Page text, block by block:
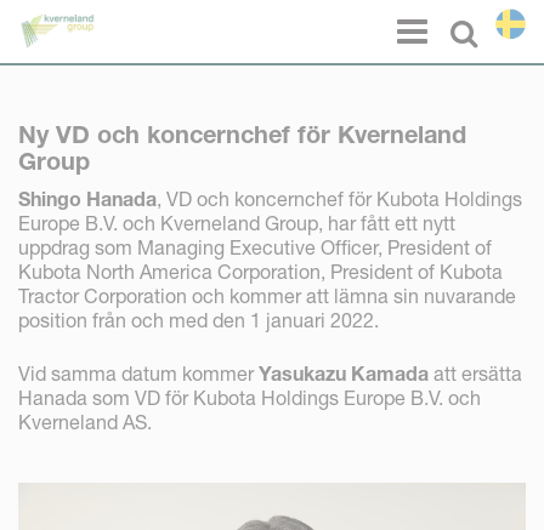
Select
Menu
Ny VD och koncernchef för Kverneland
Group
Shingo Hanada, VD och koncernchef för Kubota Holdings
Europe B.V. och Kverneland Group, har fått ett nytt
uppdrag som Managing Executive Officer, President of
Kubota North America Corporation, President of Kubota
Tractor Corporation och kommer att lämna sin nuvarande
position från och med den 1 januari 2022.
Vid samma datum kommerYasukazu Kamada att ersätta
Hanada som VD för Kubota Holdings Europe B.V. och
Kverneland AS.
Cookie- hanteringspanel